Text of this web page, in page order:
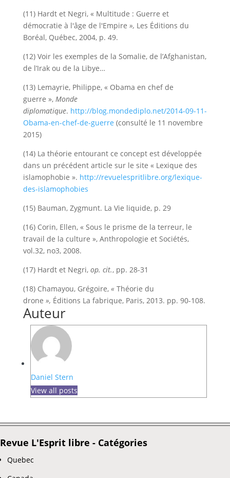
(11) Hardt et Negri, « Multitude : Guerre et
démocratie à l'âge de l'Empire », Les Éditions du
Boréal, Québec, 2004, p. 49.
(12) Voir les exemples de la Somalie, de l’Afghanistan,
de l’Irak ou de la Libye…
(13) Lemayrie, Philippe, « Obama en chef de
guerre », Monde
diplomatique. http://blog.mondediplo.net/2014-09-11-
Obama-en-chef-de-guerre (consulté le 11 novembre
2015)
(14) La théorie entourant ce concept est développée
dans un précédent article sur le site « Lexique des
islamophobie ». http://revuelespritlibre.org/lexique-
des-islamophobies
(15) Bauman, Zygmunt. La Vie liquide, p. 29
(16) Corin, Ellen, « Sous le prisme de la terreur, le
travail de la culture », Anthropologie et Sociétés,
vol.32, no3, 2008.
(17) Hardt et Negri,op. cit., pp. 28-31
(18) Chamayou, Grégoire, « Théorie du
drone », Éditions La fabrique, Paris, 2013. pp. 90-108.
Auteur
Daniel Stern
View all posts
Revue L'Esprit libre - Catégories
Quebec